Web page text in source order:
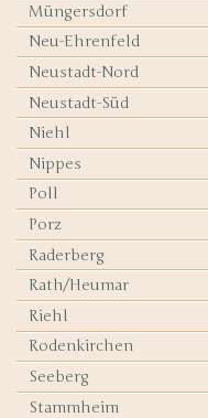
Müngersdorf
Neu-Ehrenfeld
Neustadt-Nord
Neustadt-Süd
Niehl
Nippes
Poll
Porz
Raderberg
Rath/Heumar
Riehl
Rodenkirchen
Seeberg
Stammheim